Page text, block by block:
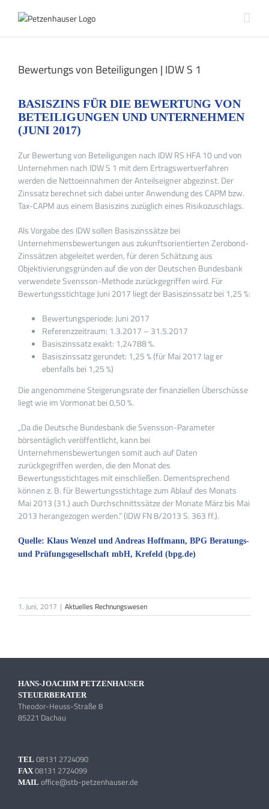
Inhalt
Bewertungs von Beteiligungen | IDW S 1
BASISZINS FÜR DIE BEWERTUNG VON
BETEILIGUNGEN UND UNTERNEHMEN
(JUNI 2017)
Zur Bewertung von Beteiligungen nach IDW RS HFA 10 und von
Unternehmen nach IDW S 1 mit dem Ertragswertverfahren
werden die Nettoeinnahmen der Anteilseigner abgezinst. Der
Zinssatz berechnet sich dabei unter Anwendung des CAPM bzw.
Tax-CAPM aus einem Basiszins zuzüglich eines Risikozuschlags.
Als Vorgabe des IDW sollen Basiszinssätze bei
Unternehmensbewertungen aus zukunftsorientierten Zerobond-
Zinssätzen abgeleitet werden, für deren Schätzung aus
Objektivierungsgründen auf die von der Deutschen Bundesbank
verwendete Svensson-Methode zurückgegriffen wird. Für
Bewertungsstichtage Juni 2017 liegt der Basiszinssatz bei 1,25 %:
Bewertungsperiode: Juni 2017
Referenzzeitraum: 1.3.2017 – 31.5.2017
Basiszinssatz exakt: 1,24788 %.
Basiszinssatz gerundet: 1,25 % (für Mai 2017 lag er
ebenfalls bei 1,25 %)
Die angenommene Steigerungsrate der finanziellen Überschüsse
liegt wie im Vormonat bei 0,50 %.
„Da die Deutsche Bundesbank die Svensson-Parameter
börsentäglich veröffentlicht, kann bei
Unternehmensbewertungen somit auch auf Daten
zurückgegriffen werden, die den Monat des
Bewertungsstichtages mit einschließen. Dementsprechend
können z. B. für Bewertungsstichtage zum Ablauf des Monats
Mai 2013 (31.) auch Durchschnittssätze der Monate März bis Mai
2013 herangezogen werden.“ (IDW FN 8/2013 S. 363 ff.).
Quelle: Klaus Wenzel und Andreas Hoffmann, BPG Beratungs-
und Prüfungsgesellschaft mbH, Krefeld (bpg.de)
1. Juni, 2017 | Aktuelles Rechnungswesen
HANS-JOACHIM PETZENHAUSER
STEUERBERATER
Theodor-Heuss-Straße 8
85221 Dachau
TEL 08131 2724090
FAX 08131 2724099
MAIL office@stb-petzenhauser.de